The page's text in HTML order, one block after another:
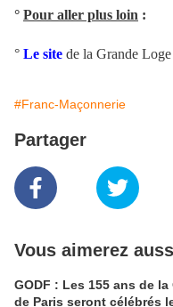
° Pour aller plus loin :
° Le site de la Grande
#Franc-Maçonnerie
Partager
Vous aimerez
GODF : Les 155 ans de la
de Paris seront célébrés